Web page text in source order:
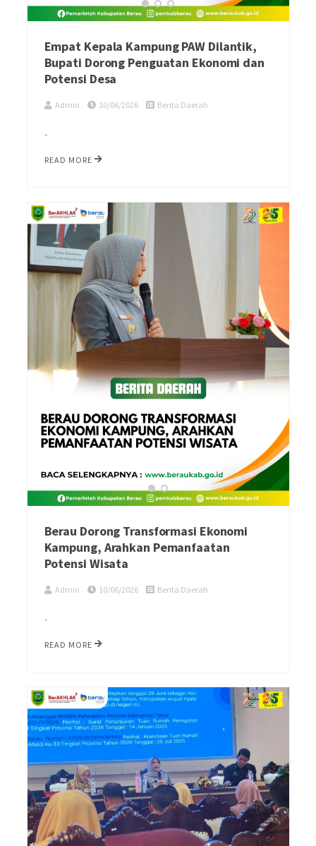
Empat Kepala Kampung PAW Dilantik,
Bupati Dorong Penguatan Ekonomi dan
Potensi Desa
Admin 10/06/2026 Berita Daerah
-
READ MORE
Berau Dorong Transformasi Ekonomi
Kampung, Arahkan Pemanfaatan
Potensi Wisata
Admin 10/06/2026 Berita Daerah
-
READ MORE